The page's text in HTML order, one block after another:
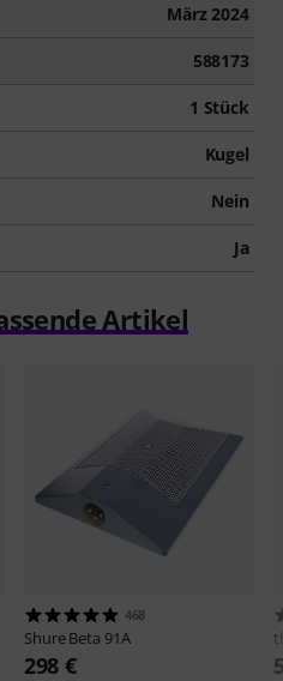
März 2024
588173
1 Stück
Kugel
Nein
Ja
Artikel
468
ShureBeta 91A
298 €